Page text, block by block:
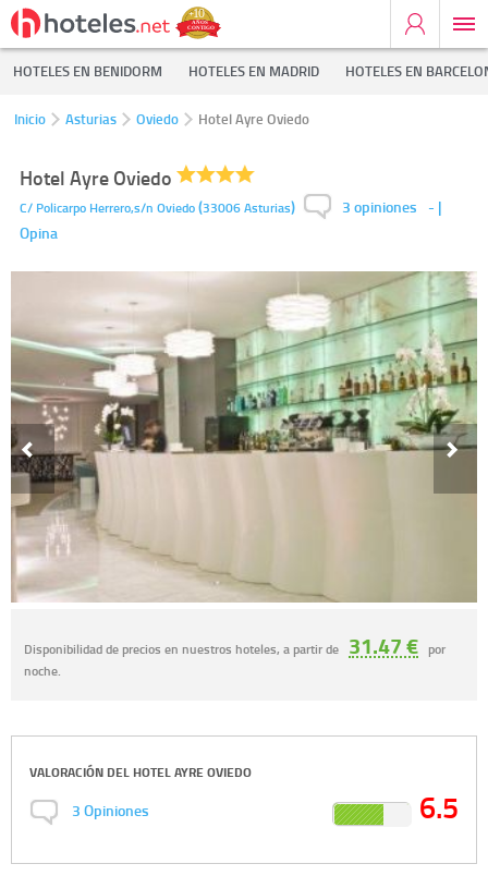
HOTELES EN BENIDORM HOTELES EN MADRID HOTELES EN
Inicio Asturias Oviedo Hotel Ayre Oviedo
Hotel Ayre Oviedo
C/ Policarpo Herrero,s/n Oviedo(33006Asturias) 3 opiniones - |
Opina
Disponibilidad de precios en nuestros hoteles, a partir de 31.47 € por
noche.
VALORACIÓN DEL HOTEL AYRE OVIEDO
3Opiniones 6.5